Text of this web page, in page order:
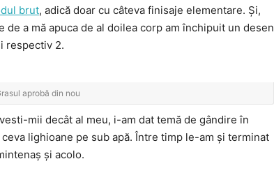
brut, adică doar cu câteva finisaje elementare. Și,
a mă apuca de al doilea corp am închipuit un desen
respectiv 2.
aprobă din nou
mii decât al meu, i-am dat temă de gândire în
lighioane pe sub apă. Între timp le-am și terminat
și acolo.